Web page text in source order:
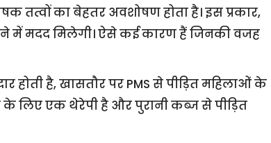
का बेहतर अवशोषण होता है। इस प्रकार,
मदद मिलेगी। ऐसे कई कारण हैं जिनकी वजह
है, खासतौर पर PMS से पीड़ित महिलाओं के
लिए एक थेरेपी है और पुरानी कब्ज से पीड़ित